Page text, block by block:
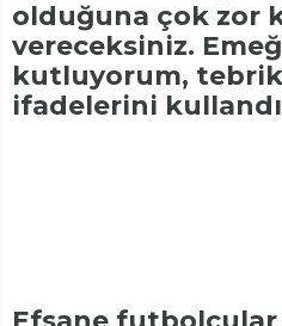
olduğuna çok zor
vereceksiniz.
kutluyorum,
ifadelerini